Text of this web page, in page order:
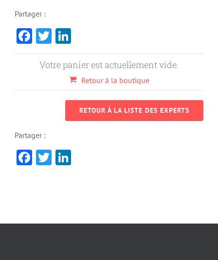
Partager :
Facebook
Twitter
Votre panier est actuellement vide.
Retour à la boutique
RETOUR À LA LISTE DES EXPERTS
Partager :
Facebook
Twitter